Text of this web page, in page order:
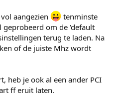
aangezien
tenminste
geprobeerd om de 'default
terug te laden. Na
of de juiste Mhz wordt
heb je ook al een ander PCI
ff eruit laten.